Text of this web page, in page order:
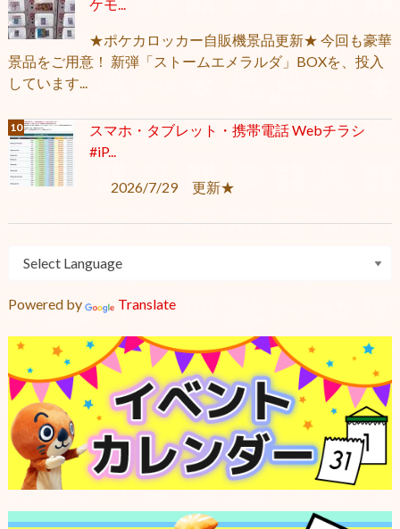
ケモ...
★ポケカロッカー自販機景品更新★ 今回も豪華
景品をご用意！ 新弾「ストームエメラルダ」BOXを、投入
しています...
スマホ・タブレット・携帯電話 Webチラシ
#iP...
2026/7/29 更新★
Powered by Translate